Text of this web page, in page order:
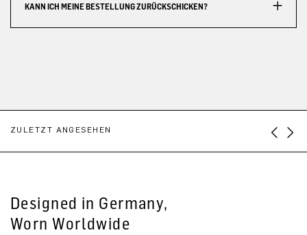
KANN ICH MEINE BESTELLUNG ZURÜCKSCHICKEN?
ZULETZT ANGESEHEN
Designed in Germany,
Worn Worldwide